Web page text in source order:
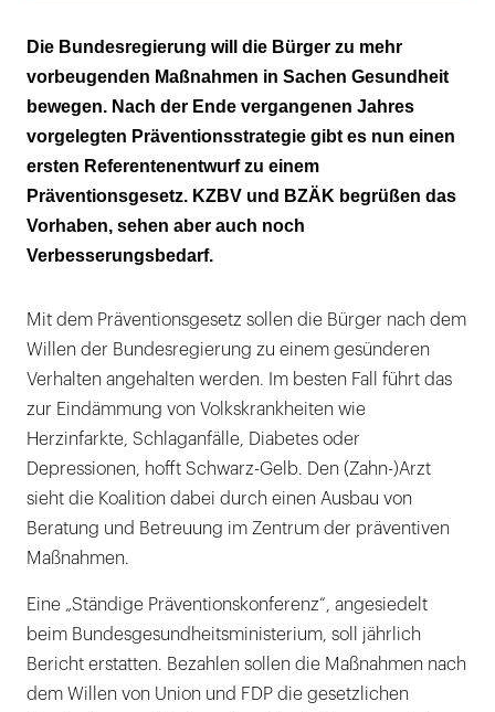
Die Zahnärzteschaft ist gut vorbereitet
Mundgesund trotz Handicap und hohem
Alter
Prävention auch für Kleinkinder
Vernetzung mit dem Kinderarzt
Die Bundesregierung will die Bürger zu mehr
vorbeugenden Maßnahmen in Sachen Gesundheit
bewegen. Nach der Ende vergangenen Jahres
vorgelegten Präventionsstrategie gibt es nun einen
ersten Referentenentwurf zu einem
Präventionsgesetz. KZBV und BZÄK begrüßen das
Vorhaben, sehen aber auch noch
Verbesserungsbedarf.
Mit dem Präventionsgesetz sollen die Bürger nach dem
Willen der Bundesregierung zu einem gesünderen
Verhalten angehalten werden. Im besten Fall führt das
zur Eindämmung von Volkskrankheiten wie
Herzinfarkte, Schlaganfälle, Diabetes oder
Depressionen, hofft Schwarz-Gelb. Den (Zahn-)Arzt
sieht die Koalition dabei durch einen Ausbau von
Beratung und Betreuung im Zentrum der präventiven
Maßnahmen.
Eine „Ständige Präventionskonferenz“, angesiedelt
beim Bundesgesundheitsministerium, soll jährlich
Bericht erstatten. Bezahlen sollen die Maßnahmen nach
dem Willen von Union und FDP die gesetzlichen